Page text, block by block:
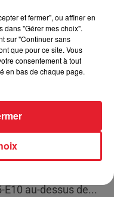
: encore
avant
disparus...
E10 au-dessus de...
et fermer", ou affiner en
dans "Gérer mes choix".
sur "Continuer sans
que pour ce site. Vous
consentement à tout
en bas de chaque page.